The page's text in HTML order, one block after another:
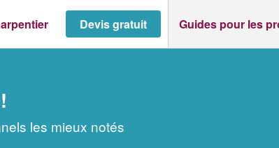
Devis gratuit Guides pour les
les mieux notés